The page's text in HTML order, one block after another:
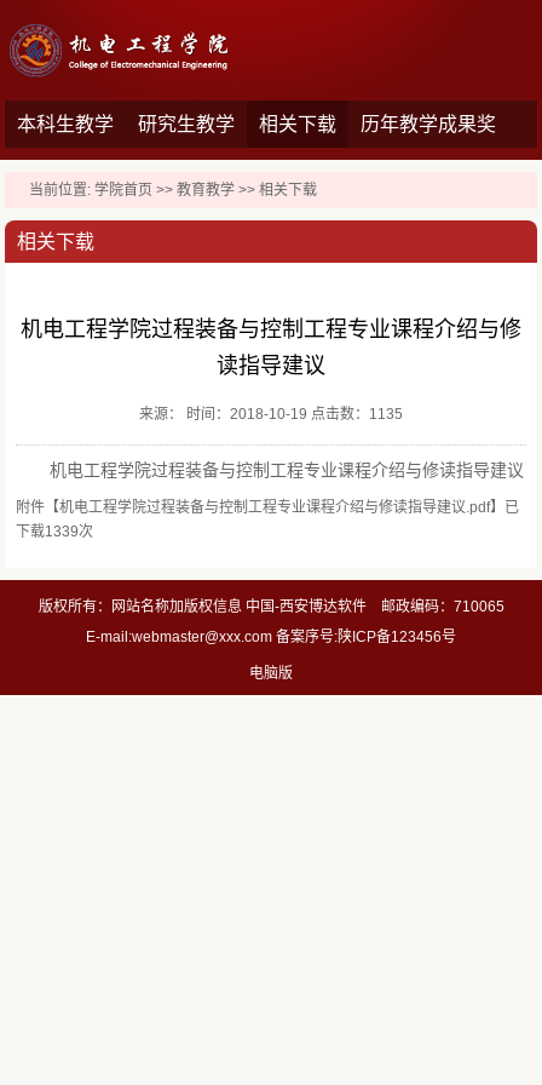
本科生教学 研究生教学 相关下载 历年教学成果奖
当前位置:学院首页 >>教育教学 >>相关下载
相关下载
机电工程学院过程装备与控制工程专业课程介绍与修
读指导建议
来源： 时间：2018-10-19 点击数： 1135
机电工程学院过程装备与控制工程专业课程介绍与修读指导建议
附件【机电工程学院过程装备与控制工程专业课程介绍与修读指导建议.pdf】已
下载1339次
版权所有：网站名称加版权信息 中国-西安博达软件 邮政编码：710065
E-mail:webmaster@xxx.com 备案序号:陕ICP备123456号
电脑版